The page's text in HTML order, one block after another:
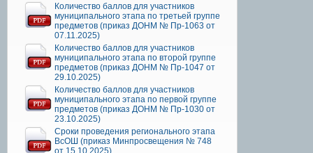
Количество баллов для участников
муниципального этапа по третьей группе
предметов (приказ ДОНМ № Пр-1063 от
07.11.2025)
Количество баллов для участников
муниципального этапа по второй группе
предметов (приказ ДОНМ № Пр-1047 от
29.10.2025)
Количество баллов для участников
муниципального этапа по первой группе
предметов (приказ ДОНМ № Пр-1030 от
23.10.2025)
Сроки проведения регионального этапа
ВсОШ (приказ Минпросвещения № 748
от 15.10.2025)